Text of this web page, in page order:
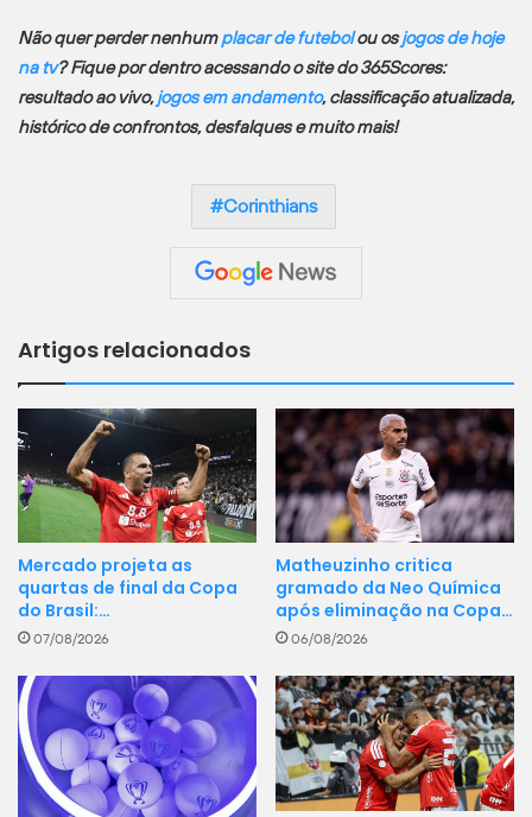
Não quer perder nenhumplacar de futebolou osjogos de hoje
na tv? Fique por dentro acessando o site do 365Scores:
resultado ao vivo,jogos em andamento, classificação atualizada,
histórico de confrontos, desfalques e muito mais!
Corinthians
Artigos relacionados
Mercado projeta as
quartas de final da Copa
do Brasil:…
07/08/2026
Matheuzinho critica
gramado da Neo Química
após eliminação na Copa…
06/08/2026